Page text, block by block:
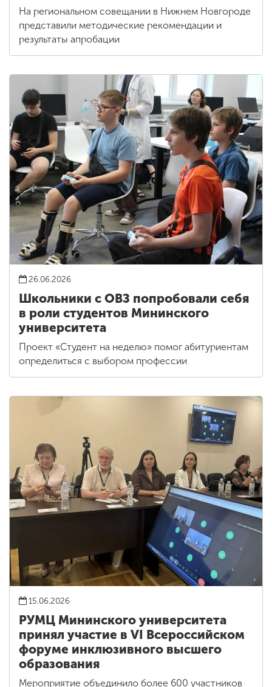
На региональном совещании в Нижнем Новгороде
представили методические рекомендации и
результаты апробации
26.06.2026
Школьники с ОВЗ попробовали себя
в роли студентов Мининского
университета
Проект «Студент на неделю» помог абитуриентам
определиться с выбором профессии
15.06.2026
РУМЦ Мининского университета
принял участие в VI Всероссийском
форуме инклюзивного высшего
образования
Мероприятие объединило более 600 участников